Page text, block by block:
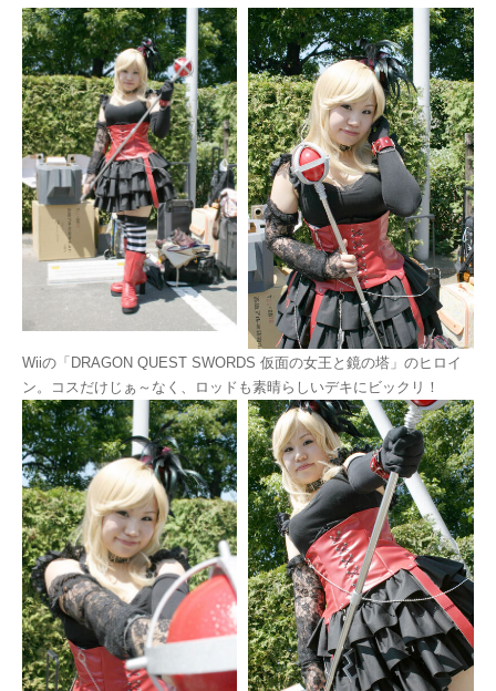
Wiiの「DRAGON QUEST SWORDS 仮面の女王と鏡の塔」のヒロイ
ン。コスだけじぁ～なく、ロッドも素晴らしいデキにビックリ！